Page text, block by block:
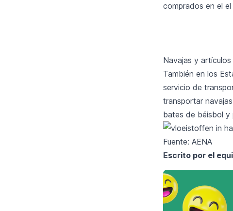
comprados en el
Navajas y
También en los
servicio de
transportar
bates de béisbol y
Fuente: AENA
Escrito por el